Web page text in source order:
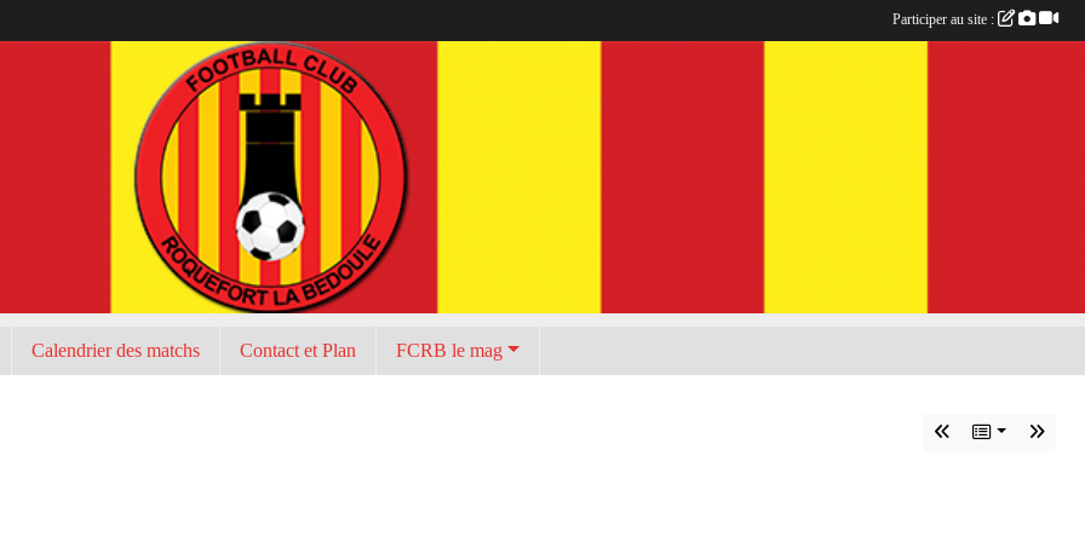
Calendrier des matchs Contact et Plan FCRB le mag
Participer au site :